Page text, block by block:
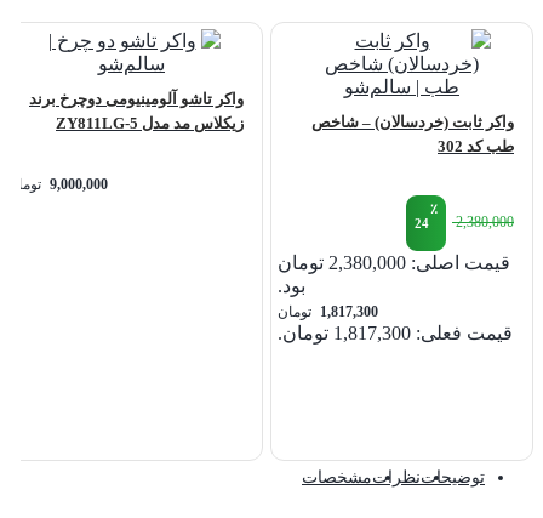
واکر ثابت (خردسالان) – شاخص
طب کد 302
٪
24
2,380,000
قیمت اصلی: 2,380,000 تومان
بود.
1,817,300 تومان
قیمت فعلی: 1,817,300 تومان.
واکر تاشو آلومینیومی دوچرخ برند
زیکلاس مد مدل ZY811LG-5
9,000,000 تومان
توضیحاتنظراتمشخصات